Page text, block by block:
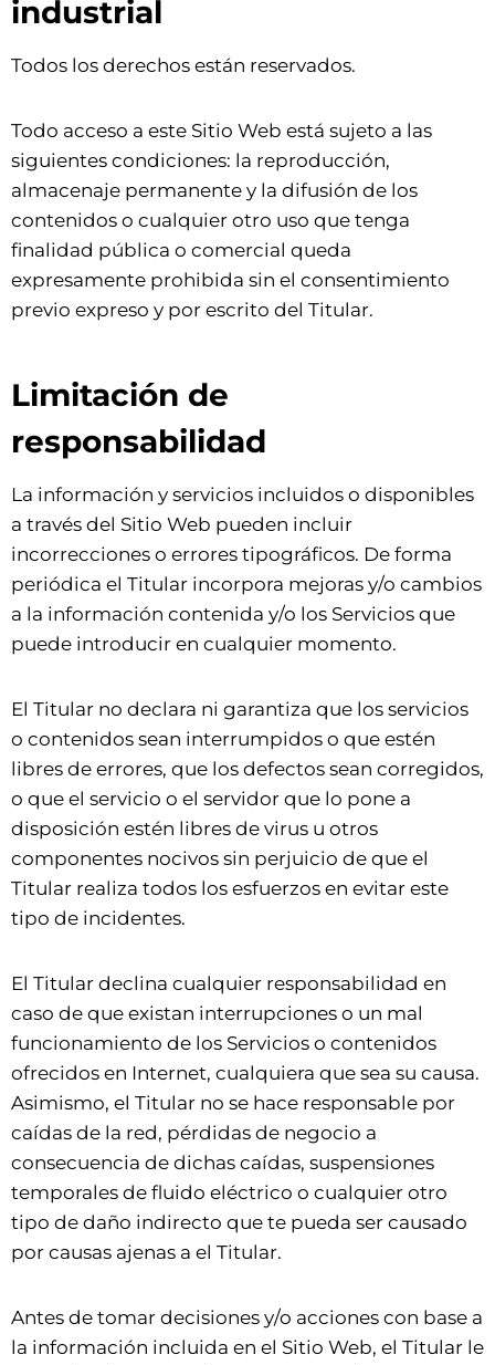
industrial
Todos los derechos están reservados.
Todo acceso a este Sitio Web está sujeto a las
siguientes condiciones: la reproducción,
almacenaje permanente y la difusión de los
contenidos o cualquier otro uso que tenga
finalidad pública o comercial queda
expresamente prohibida sin el consentimiento
previo expreso y por escrito del Titular.
Limitación de
responsabilidad
La información y servicios incluidos o disponibles
a través del Sitio Web pueden incluir
incorrecciones o errores tipográficos. De forma
periódica el Titular incorpora mejoras y/o cambios
a la información contenida y/o los Servicios que
puede introducir en cualquier momento.
El Titular no declara ni garantiza que los servicios
o contenidos sean interrumpidos o que estén
libres de errores, que los defectos sean corregidos,
o que el servicio o el servidor que lo pone a
disposición estén libres de virus u otros
componentes nocivos sin perjuicio de que el
Titular realiza todos los esfuerzos en evitar este
tipo de incidentes.
El Titular declina cualquier responsabilidad en
caso de que existan interrupciones o un mal
funcionamiento de los Servicios o contenidos
ofrecidos en Internet, cualquiera que sea su causa.
Asimismo, el Titular no se hace responsable por
caídas de la red, pérdidas de negocio a
consecuencia de dichas caídas, suspensiones
temporales de fluido eléctrico o cualquier otro
tipo de daño indirecto que te pueda ser causado
por causas ajenas a el Titular.
Antes de tomar decisiones y/o acciones con base a
la información incluida en el Sitio Web, el Titular le